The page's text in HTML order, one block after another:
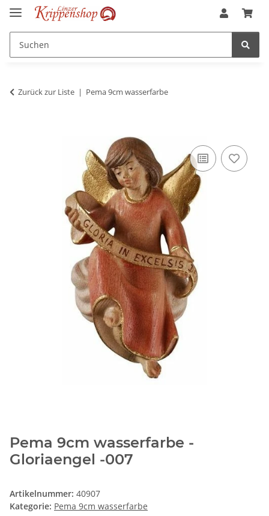
Zurück zur Liste Pema 9cm wasserfarbe
Pema 9cm wasserfarbe -
Gloriaengel -007
Artikelnummer: 40907
Kategorie: Pema 9cm wasserfarbe